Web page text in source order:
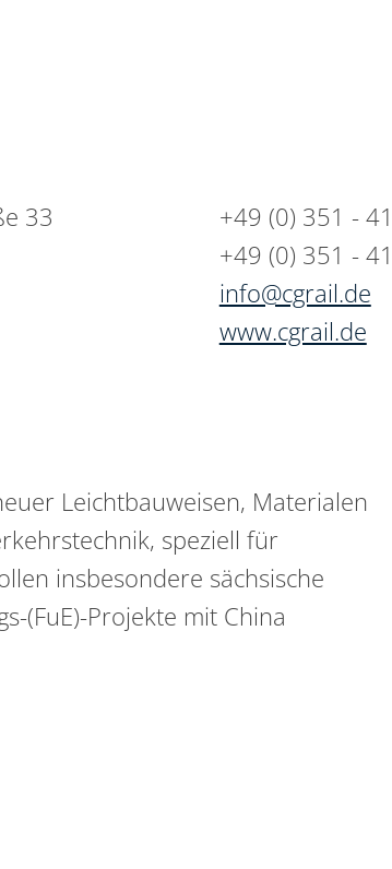
33
+49 (0) 351 -
+49 (0) 351 -
info@cgrail.de
www.cgrail.de
Leichtbauweisen, Materialen
speziell für
insbesondere sächsische
(FuE)-Projekte mit China